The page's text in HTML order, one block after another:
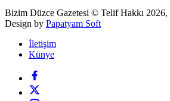
Bizim Düzce Gazetesi © Telif Hakkı 2026,
Design by Papatyam Soft
İletişim
Künye